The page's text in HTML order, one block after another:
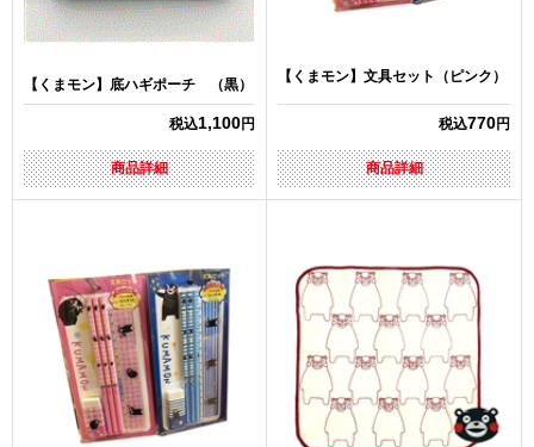
【くまモン】底ハギポーチ （黒）
税込1,100円
商品詳細
【くまモン】文具セット（ピンク）
税込770円
商品詳細